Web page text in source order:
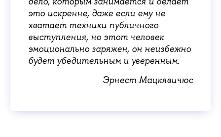
это искренне, даже если ему не
хватает техники публичного
выступления, но этот человек
эмоционально заряжен, он неизбежно
будет убедительным и уверенным.
Эрнест Мацкявичюс